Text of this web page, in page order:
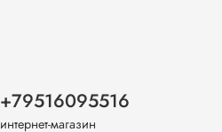
+79516095516
интернет-магазин